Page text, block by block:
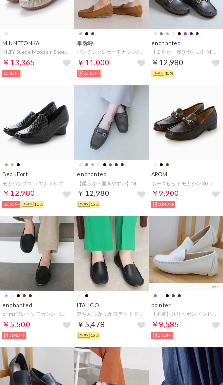
MINNETONKA
￥13,365
10%OFF
卑弥呼
￥11,000
50%OFF
enchanted
￥12,980
15%
BeauFort
￥12,980
26%OFF 10%
enchanted
￥12,980
15%
APOM
￥9,900
50%OFF
enchanted
￥5,500
36%OFF
ITALICO
￥5,478
15%
pointer
￥9,585
5%OFF